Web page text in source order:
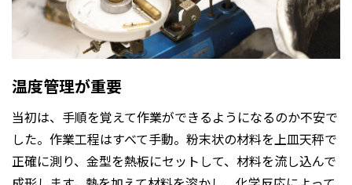
温度管理が重要
当初は、手順を覚えて作業ができるようになるのか不安で
した。作業工程はすべて手動。粉末状の材料を上皿天秤で
正確に測り、金型を熱板にセットして、材料を流し込んで